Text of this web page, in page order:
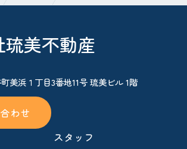
美不動産
美浜１丁目3番地11号 琉美ビル 1階
わせ
スタッフ